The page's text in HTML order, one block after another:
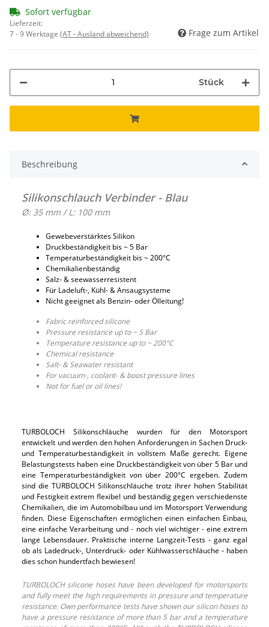
Sofort verfügbar
Lieferzeit:
7 - 9 Werktage (AT - Ausland abweichend) Frage zum Artikel
Stück
Beschreibung
Silikonschlauch Verbinder - Blau
Ø: 35 mm / L: 100 mm
Gewebeverstärktes Silikon
Druckbeständigkeit bis ~ 5 Bar
Temperaturbeständigkeit bis ~ 200°C
Chemikalienbeständig
Salz- & seewasserresistent
Für Ladeluft-, Kühl- & Ansaugsysteme
Nicht geeignet als Benzin- oder Ölleitung!
Fabric reinforced silicone
Pressure resistance up to ~ 5 Bar
Temperature resistance up to ~ 200°C
Chemical resistance
Salt- & Seawater resistant
For vacuum-, coolant- & boost pressure lines
Not for fuel or oil lines!
TURBOLOCH Silikonschläuche wurden für den Motorsport
entwickelt und werden den hohen Anforderungen in Sachen Druck-
und Temperaturbeständigkeit in vollstem Maße gerecht. Eigene
Belastungstests haben eine Druckbeständigkeit von über 5 Bar und
eine Temperaturbeständigkeit von über 200°C ergeben. Zudem
sind die TURBOLOCH Silikonschläuche trotz ihrer hohen Stabilität
und Festigkeit extrem flexibel und beständig gegen verschiedenste
Chemikalien, die im Automobilbau und im Motorsport Verwendung
finden. Diese Eigenschaften ermöglichen einen einfachen Einbau,
eine einfache Verarbeitung und - noch viel wichtiger - eine extrem
lange Lebensdauer. Praktische interne Langzeit-Tests - ganz egal
ob als Ladedruck-, Unterdruck- oder Kühlwasserschläuche - haben
dies schon hundertfach bewiesen!
TURBOLOCH silicone hoses have been developed for motorsports
and fully meet the high requirements in pressure and temperature
resistance. Own performance tests have shown our silicon hoses to
have a pressure resistance of more than 5 bar and a temperature